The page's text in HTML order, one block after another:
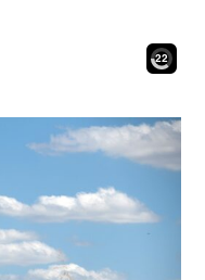
20